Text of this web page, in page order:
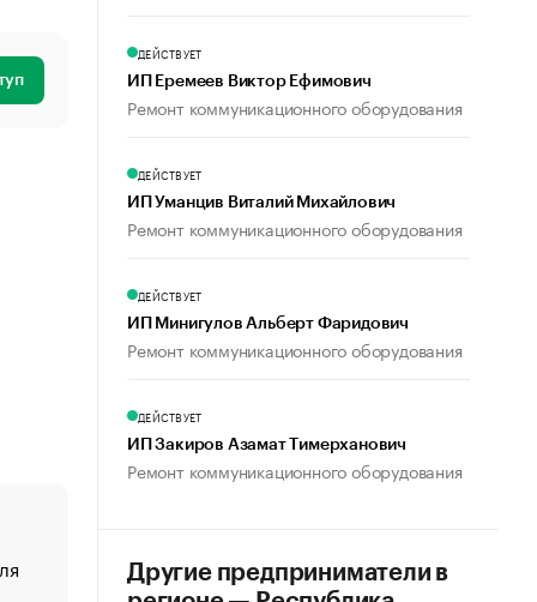
«От спорта тело стареет иначе». Как живет глава
создавшей GTA
ДЕЙСТВУЕТ
ИП Еремеев Виктор Ефимович
Ремонт коммуникационного оборудования
ДЕЙСТВУЕТ
ИП Уманцив Виталий Михайлович
Ремонт коммуникационного оборудования
ДЕЙСТВУЕТ
ИП Минигулов Альберт Фаридович
Ремонт коммуникационного оборудования
ДЕЙСТВУЕТ
ИП Закиров Азамат Тимерханович
Ремонт коммуникационного оборудования
Другие предприниматели в